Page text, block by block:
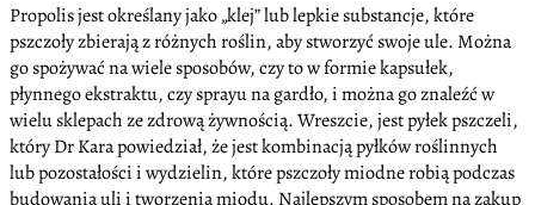
Propolis jest określany jako „klej” lub lepkie substancje, które
pszczoły zbierają z różnych roślin, aby stworzyć swoje ule. Można
go spożywać na wiele sposobów, czy to w formie kapsułek,
płynnego ekstraktu, czy sprayu na gardło, i można go znaleźć w
wielu sklepach ze zdrową żywnością. Wreszcie, jest pyłek pszczeli,
który Dr Kara powiedział, że jest kombinacją pyłków roślinnych
lub pozostałości i wydzielin, które pszczoły miodne robią podczas
budowania uli i tworzenia miodu. Najlepszym sposobem na zakup